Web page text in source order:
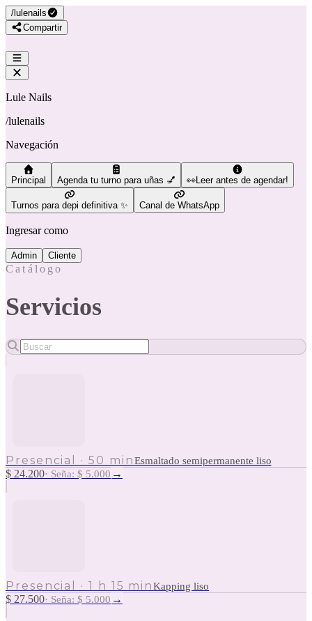
/ lulenails
Compartir
Lule Nails
/lulenails
Navegación
Principal Agenda tu turno para uñas 💅 👀Leer antes de agendar!
Turnos para depi definitiva ✨ Canal de WhatsApp
Ingresar como
Admin Cliente
Catálogo
Servicios
Presencial · 50 minEsmaltado semipermanente liso
$ 24.200· Seña: $ 5.000 →
Presencial · 1 h 15 minKapping liso
$ 27.500· Seña: $ 5.000 →